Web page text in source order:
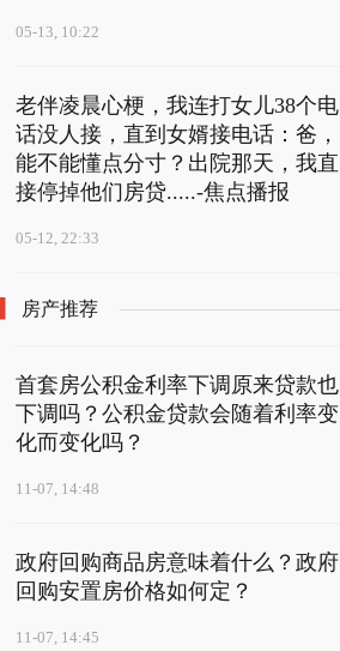
05-13, 10:22
老伴凌晨心梗，我连打女儿38个电
话没人接，直到女婿接电话：爸，
能不能懂点分寸？出院那天，我直
接停掉他们房贷.....-焦点播报
05-12, 22:33
房产推荐
首套房公积金利率下调原来贷款也
下调吗？公积金贷款会随着利率变
化而变化吗？
11-07, 14:48
政府回购商品房意味着什么？政府
回购安置房价格如何定？
11-07, 14:45